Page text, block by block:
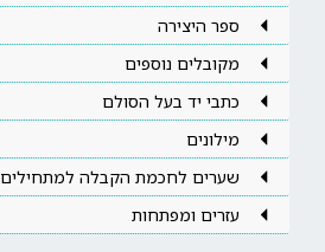
ספר היצירה
מקובלים נוספים
כתבי יד בעל הסולם
מילונים
שערים לחכמת הקבלה למתחילים
עזרים ומפתחות